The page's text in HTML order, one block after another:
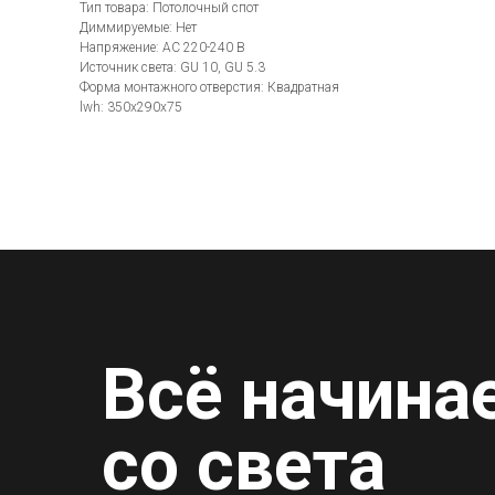
Тип товара: Потолочный спот
Диммируемые: Нет
Напряжение: AC 220-240 В
Источник света: GU 10, GU 5.3
Форма монтажного отверстия: Квадратная
lwh: 350x290x75
Всё
со света